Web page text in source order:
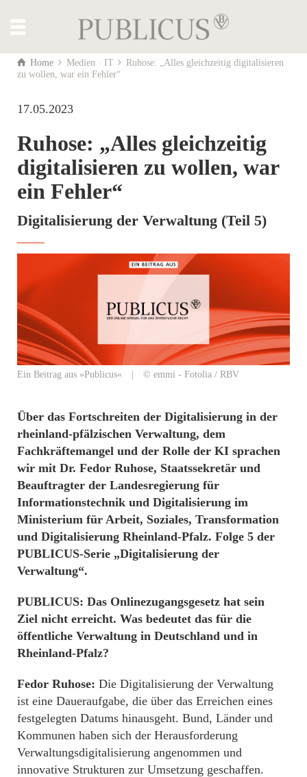
Home Medien · IT
Ruhose: „Alles gleichzeitig digitalisieren
zu wollen, war ein Fehler“
17.05.2023
Ruhose: „Alles gleichzeitig
digitalisieren zu wollen, war
ein Fehler“
Digitalisierung der Verwaltung (Teil 5)
Ein Beitrag aus »Publicus« | © emmi - Fotolia / RBV
Über das Fortschreiten der Digitalisierung in der
rheinland-pfälzischen Verwaltung, dem
Fachkräftemangel und der Rolle der KI sprachen
wir mit Dr. Fedor Ruhose, Staatssekretär und
Beauftragter der Landesregierung für
Informationstechnik und Digitalisierung im
Ministerium für Arbeit, Soziales, Transformation
und Digitalisierung Rheinland-Pfalz. Folge 5 der
PUBLICUS-Serie „Digitalisierung der
Verwaltung“.
PUBLICUS: Das Onlinezugangsgesetz hat sein
Ziel nicht erreicht. Was bedeutet das für die
öffentliche Verwaltung in Deutschland und in
Rheinland-Pfalz?
Fedor Ruhose: Die Digitalisierung der Verwaltung
ist eine Daueraufgabe, die über das Erreichen eines
festgelegten Datums hinausgeht. Bund, Länder und
Kommunen haben sich der Herausforderung
Verwaltungsdigitalisierung angenommen und
innovative Strukturen zur Umsetzung geschaffen.